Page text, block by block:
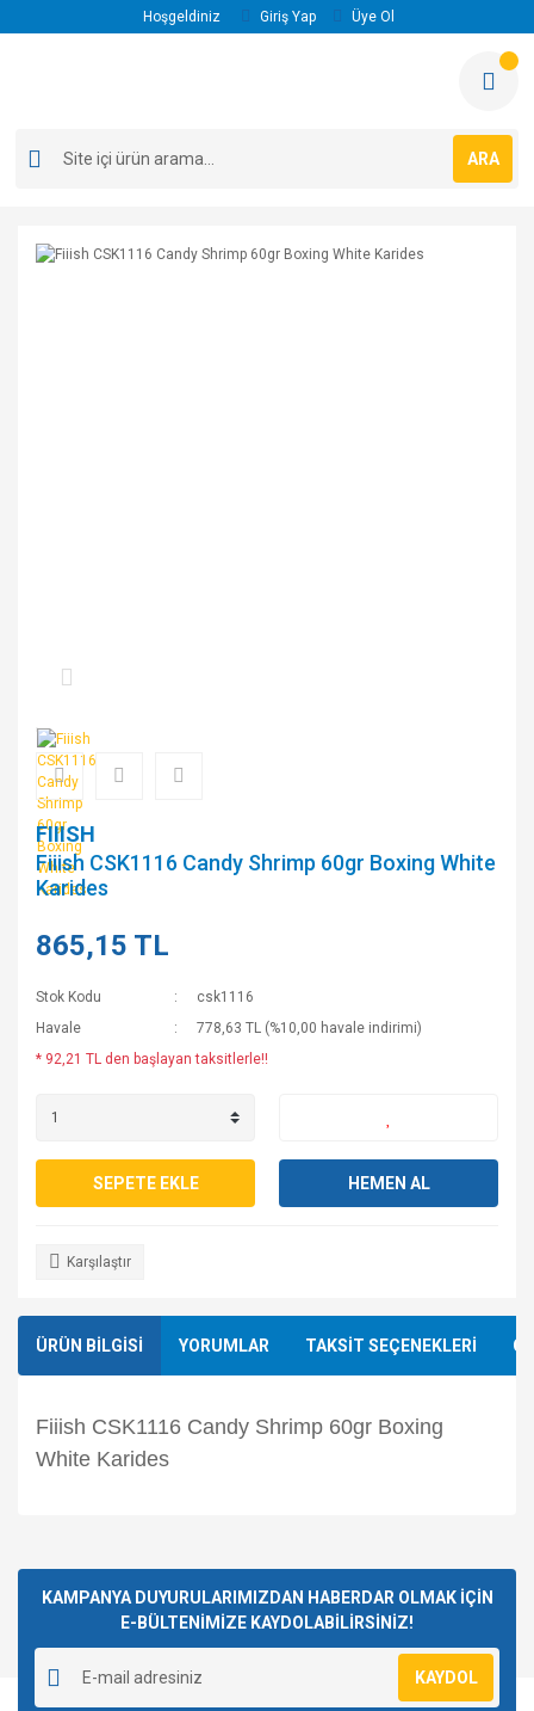
Hoşgeldiniz Giriş Yap Üye Ol
ARA
FIIISH
Fiiish CSK1116 Candy Shrimp 60gr Boxing White
Karides
865,15 TL
Stok Kodu
csk1116
Havale
778,63 TL (%10,00 havale indirimi)
* 92,21 TL den başlayan taksitlerle!!
SEPETE EKLE HEMEN AL
Karşılaştır
ÜRÜN BİLGİSİ YORUMLAR TAKSİT SEÇENEKLERİ
Fiiish CSK1116 Candy Shrimp 60gr Boxing
White Karides
Yorum Yaz
kullanarak tarafımıza iletebilirsiniz.
Görüş ve önerileriniz için teşekkür ederiz.
Ürün resmi kalitesiz, bozuk veya görüntülenemiyor.
Ürün açıklamasında eksik bilgiler bulunuyor.
KAMPANYA DUYURULARIMIZDAN HABERDAR OLMAK İÇİN
E-BÜLTENİMİZE KAYDOLABİLİRSİNİZ!
KAYDOL